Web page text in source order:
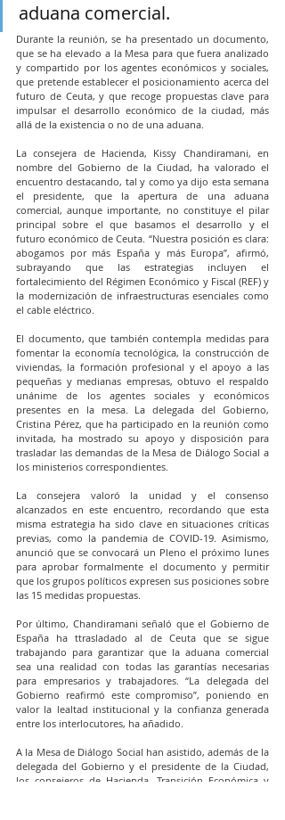
aduana comercial.
Durante la reunión, se ha presentado un documento,
que se ha elevado a la Mesa para que fuera analizado
y compartido por los agentes económicos y sociales,
que pretende establecer el posicionamiento acerca del
futuro de Ceuta, y que recoge propuestas clave para
impulsar el desarrollo económico de la ciudad, más
allá de la existencia o no de una aduana.
La consejera de Hacienda, Kissy Chandiramani, en
nombre del Gobierno de la Ciudad, ha valorado el
encuentro destacando, tal y como ya dijo esta semana
el presidente, que la apertura de una aduana
comercial, aunque importante, no constituye el pilar
principal sobre el que basamos el desarrollo y el
futuro económico de Ceuta. “Nuestra posición es clara:
abogamos por más España y más Europa”, afirmó,
subrayando que las estrategias incluyen el
fortalecimiento del Régimen Económico y Fiscal (REF) y
la modernización de infraestructuras esenciales como
el cable eléctrico.
El documento, que también contempla medidas para
fomentar la economía tecnológica, la construcción de
viviendas, la formación profesional y el apoyo a las
pequeñas y medianas empresas, obtuvo el respaldo
unánime de los agentes sociales y económicos
presentes en la mesa. La delegada del Gobierno,
Cristina Pérez, que ha participado en la reunión como
invitada, ha mostrado su apoyo y disposición para
trasladar las demandas de la Mesa de Diálogo Social a
los ministerios correspondientes.
La consejera valoró la unidad y el consenso
alcanzados en este encuentro, recordando que esta
misma estrategia ha sido clave en situaciones críticas
previas, como la pandemia de COVID-19. Asimismo,
anunció que se convocará un Pleno el próximo lunes
para aprobar formalmente el documento y permitir
que los grupos políticos expresen sus posiciones sobre
las 15 medidas propuestas.
Por último, Chandiramani señaló que el Gobierno de
España ha ttrasladado al de Ceuta que se sigue
trabajando para garantizar que la aduana comercial
sea una realidad con todas las garantías necesarias
para empresarios y trabajadores. “La delegada del
Gobierno reafirmó este compromiso”, poniendo en
valor la lealtad institucional y la confianza generada
entre los interlocutores, ha añadido.
A la Mesa de Diálogo Social han asistido, además de la
delegada del Gobierno y el presidente de la Ciudad,
los consejeros de Hacienda, Transición Económica y